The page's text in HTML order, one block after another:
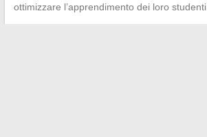
ottimizzare l’apprendimento dei loro studenti.